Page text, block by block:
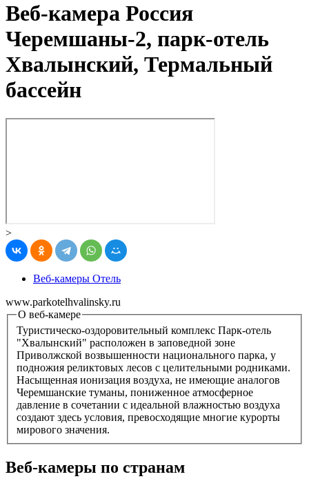
Веб-камера Россия
Черемшаны-2, парк-отель
Хвалынский, Термальный
бассейн
>
Веб-камеры Отель
www.parkotelhvalinsky.ru
О веб-камере
Туристическо-оздоровительный комплекс Парк-отель
"Хвалынский" расположен в заповедной зоне
Приволжской возвышенности национального парка, у
подножия реликтовых лесов с целительными родниками.
Насыщенная ионизация воздуха, не имеющие аналогов
Черемшанские туманы, пониженное атмосферное
давление в сочетании с идеальной влажностью воздуха
создают здесь условия, превосходящие многие курорты
мирового значения.
Веб-камеры по странам